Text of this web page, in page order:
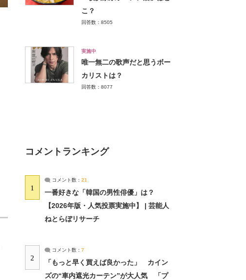
こ？
回答数：8505
実施中
唯一無二の歌声だと思うボー
カリストは？
回答数：8077
コメントランキング
1
コメント数： 21
一番好きな「韓国の男性俳優」は？
【2026年版・人気投票実施中】 | 芸能人
ねとらぼリサーチ
2
コメント数： 7
「もっと早く買えば良かった」 カイン
ズの“車内遮光カーテン”が大人気 「プ